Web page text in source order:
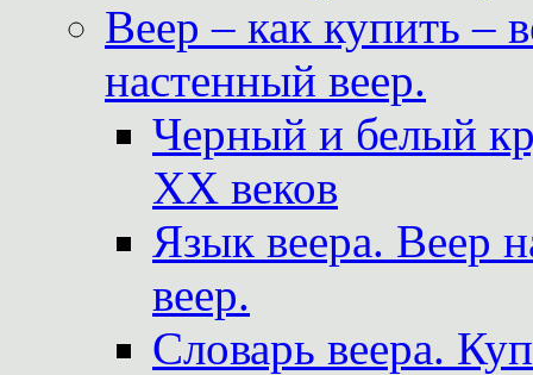
Веер – как купить –
настенный веер.
Черный и белый
XX веков
Язык веера. Веер
веер.
Словарь веера.